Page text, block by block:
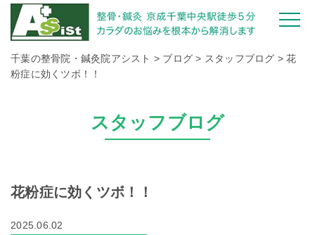
千葉の整骨院・鍼灸院アシスト > ブログ > スタッフブログ >花
粉症に効くツボ！！
スタッフブログ
花粉症に効くツボ！！
2025.06.02